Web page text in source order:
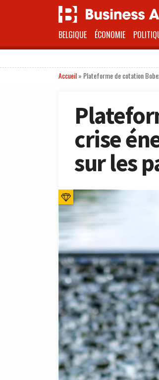
BELGIQUE ÉCONOMIE
Accueil» Plateforme de cotation
crise
sur les